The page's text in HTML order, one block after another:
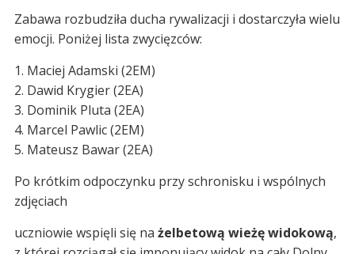
Zabawa rozbudziła ducha rywalizacji i dostarczyła wielu
emocji. Poniżej lista zwycięzców:
1. Maciej Adamski (2EM)
2. Dawid Krygier (2EA)
3. Dominik Pluta (2EA)
4. Marcel Pawlic (2EM)
5. Mateusz Bawar (2EA)
Po krótkim odpoczynku przy schronisku i wspólnych
zdjęciach
uczniowie wspięli się na żelbetową wieżę widokową,